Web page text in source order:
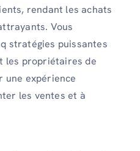
rendant les achats
Vous
stratégies puissantes
les propriétaires de
une expérience
les ventes et à